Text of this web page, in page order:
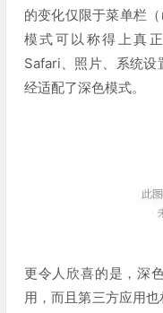
的变化仅限于菜单栏
模式可以称得上真
Safari、照片、系统设
经适配了深色模式。
更令人欣喜的是，深
用，而且第三方应用